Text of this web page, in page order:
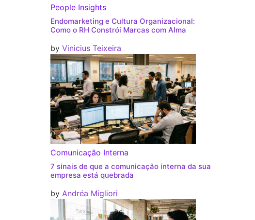
People Insights
Endomarketing e Cultura Organizacional:
Como o RH Constrói Marcas com Alma
by Vinicius Teixeira
Comunicação Interna
7 sinais de que a comunicação interna da sua
empresa está quebrada
by Andréa Migliori